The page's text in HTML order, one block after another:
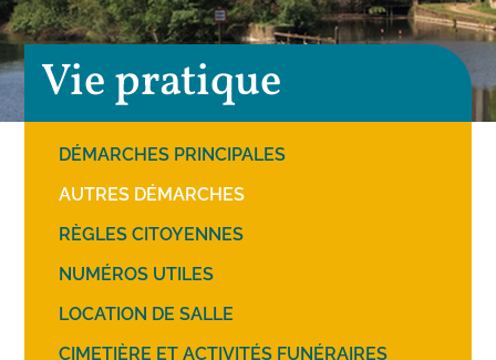
Vie pratique
DÉMARCHES PRINCIPALES
AUTRES DÉMARCHES
RÈGLES CITOYENNES
NUMÉROS UTILES
LOCATION DE SALLE
CIMETIÈRE ET ACTIVITÉS FUNÉRAIRES